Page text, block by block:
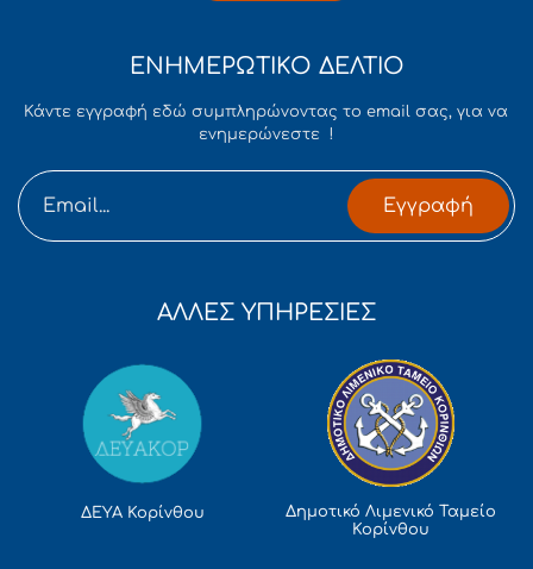
ΕΝΗΜΕΡΩΤΙΚΟ ΔΕΛΤΙΟ
Κάντε εγγραφή εδώ συμπληρώνοντας το email σας, για να
ενημερώνεστε !
Εγγραφή
ΑΛΛΕΣ ΥΠΗΡΕΣΙΕΣ
ΔΕΥΑ Κορίνθου
Δημοτικό Λιμενικό Ταμείο
Κορίνθου